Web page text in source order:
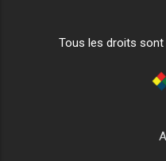
Tous les droits